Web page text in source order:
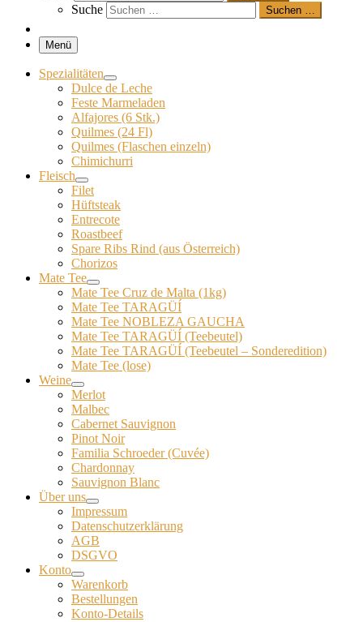
Suche Suchen …
Menü
Spezialitäten
Dulce de Leche
Feste Marmeladen
Alfajores (6 Stk.)
Quilmes (24 Fl)
Quilmes (Flaschen einzeln)
Chimichurri
Fleisch
Filet
Hüftsteak
Entrecote
Roastbeef
Spare Ribs Rind (aus Österreich)
Chorizos
Mate Tee
Mate Tee Cruz de Malta (1kg)
Mate Tee TARAGÜÍ
Mate Tee NOBLEZA GAUCHA
Mate Tee TARAGÜÍ (Teebeutel)
Mate Tee TARAGÜÍ (Teebeutel – Sonderedition)
Mate Tee (lose)
Weine
Merlot
Malbec
Cabernet Sauvignon
Pinot Noir
Familia Schroeder (Cuvée)
Chardonnay
Sauvignon Blanc
Über uns
Impressum
Datenschutzerklärung
AGB
DSGVO
Konto
Warenkorb
Bestellungen
Konto-Details